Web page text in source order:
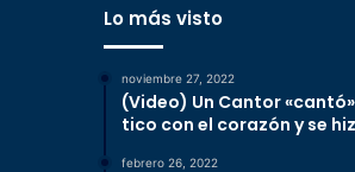
Lo más visto
noviembre 27, 2022
(Video) Un Cantor
tico con el corazón y se
febrero 26, 2022